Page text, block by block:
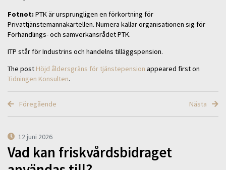
Fotnot:PTK är ursprungligen en förkortning för
Privattjänstemannakartellen. Numera kallar organisationen sig för
Förhandlings- och samverkansrådet PTK.
ITP står för Industrins och handelns tilläggspension.
The post Höjd åldersgräns för tjänstepension appeared first on
Tidningen Konsulten.
Föregående Nästa
12 juni 2026
Vad kan friskvårdsbidraget